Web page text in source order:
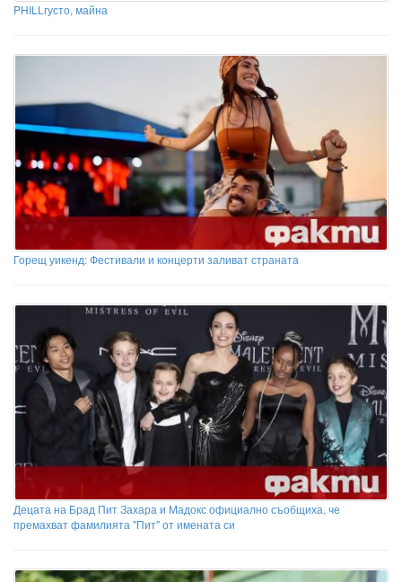
PHILLгусто, майна
Горещ уикенд: Фестивали и концерти заливат страната
Децата на Брад Пит Захара и Мадокс официално съобщиха, че
премахват фамилията "Пит" от имената си